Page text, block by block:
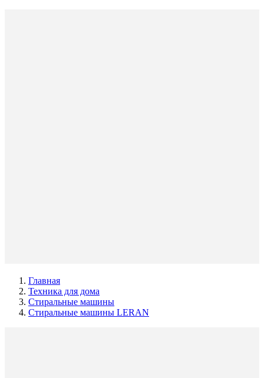
Главная
Техника для дома
Стиральные машины
Стиральные машины LERAN